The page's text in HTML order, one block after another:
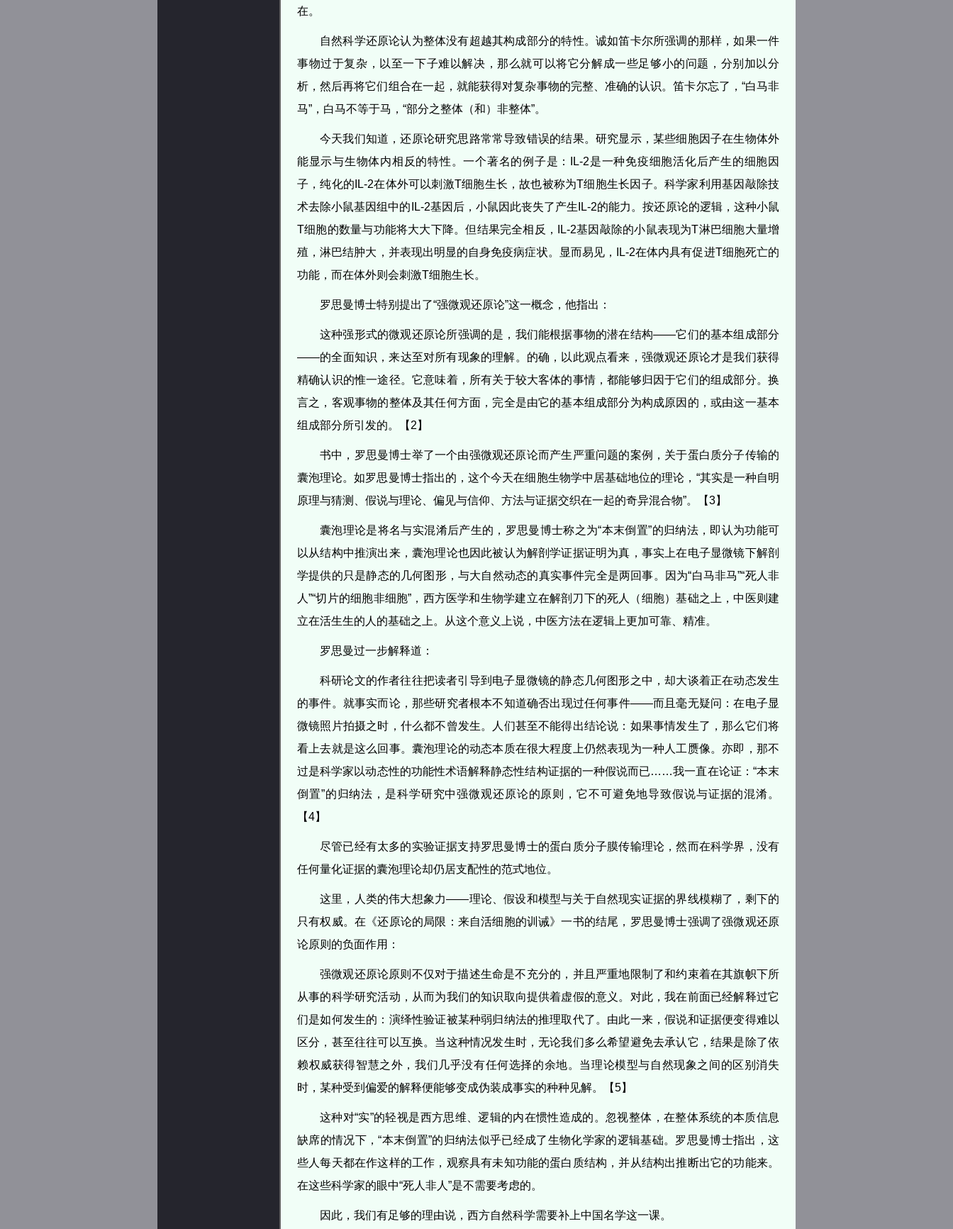
在。
自然科学还原论认为整体没有超越其构成部分的特性。诚如笛卡尔所强调的那样，如果一件
事物过于复杂，以至一下子难以解决，那么就可以将它分解成一些足够小的问题，分别加以分
析，然后再将它们组合在一起，就能获得对复杂事物的完整、准确的认识。笛卡尔忘了，“白马非
马”，白马不等于马，“部分之整体（和）非整体”。
今天我们知道，还原论研究思路常常导致错误的结果。研究显示，某些细胞因子在生物体外
能显示与生物体内相反的特性。一个著名的例子是：IL-2是一种免疫细胞活化后产生的细胞因
子，纯化的IL-2在体外可以刺激T细胞生长，故也被称为T细胞生长因子。科学家利用基因敲除技
术去除小鼠基因组中的IL-2基因后，小鼠因此丧失了产生IL-2的能力。按还原论的逻辑，这种小鼠
T细胞的数量与功能将大大下降。但结果完全相反，IL-2基因敲除的小鼠表现为T淋巴细胞大量增
殖，淋巴结肿大，并表现出明显的自身免疫病症状。显而易见，IL-2在体内具有促进T细胞死亡的
功能，而在体外则会刺激T细胞生长。
罗思曼博士特别提出了“强微观还原论”这一概念，他指出：
这种强形式的微观还原论所强调的是，我们能根据事物的潜在结构——它们的基本组成部分
——的全面知识，来达至对所有现象的理解。的确，以此观点看来，强微观还原论才是我们获得
精确认识的惟一途径。它意味着，所有关于较大客体的事情，都能够归因于它们的组成部分。换
言之，客观事物的整体及其任何方面，完全是由它的基本组成部分为构成原因的，或由这一基本
组成部分所引发的。【2】
书中，罗思曼博士举了一个由强微观还原论而产生严重问题的案例，关于蛋白质分子传输的
囊泡理论。如罗思曼博士指出的，这个今天在细胞生物学中居基础地位的理论，“其实是一种自明
原理与猜测、假说与理论、偏见与信仰、方法与证据交织在一起的奇异混合物”。【3】
囊泡理论是将名与实混淆后产生的，罗思曼博士称之为“本末倒置”的归纳法，即认为功能可
以从结构中推演出来，囊泡理论也因此被认为解剖学证据证明为真，事实上在电子显微镜下解剖
学提供的只是静态的几何图形，与大自然动态的真实事件完全是两回事。因为“白马非马”“死人非
人”“切片的细胞非细胞”，西方医学和生物学建立在解剖刀下的死人（细胞）基础之上，中医则建
立在活生生的人的基础之上。从这个意义上说，中医方法在逻辑上更加可靠、精准。
罗思曼过一步解释道：
科研论文的作者往往把读者引导到电子显微镜的静态几何图形之中，却大谈着正在动态发生
的事件。就事实而论，那些研究者根本不知道确否出现过任何事件——而且毫无疑问：在电子显
微镜照片拍摄之时，什么都不曾发生。人们甚至不能得出结论说：如果事情发生了，那么它们将
看上去就是这么回事。囊泡理论的动态本质在很大程度上仍然表现为一种人工赝像。亦即，那不
过是科学家以动态性的功能性术语解释静态性结构证据的一种假说而已……我一直在论证：“本末
倒置”的归纳法，是科学研究中强微观还原论的原则，它不可避免地导致假说与证据的混淆。
【4】
尽管已经有太多的实验证据支持罗思曼博士的蛋白质分子膜传输理论，然而在科学界，没有
任何量化证据的囊泡理论却仍居支配性的范式地位。
这里，人类的伟大想象力——理论、假设和模型与关于自然现实证据的界线模糊了，剩下的
只有权威。在《还原论的局限：来自活细胞的训诫》一书的结尾，罗思曼博士强调了强微观还原
论原则的负面作用：
强微观还原论原则不仅对于描述生命是不充分的，并且严重地限制了和约束着在其旗帜下所
从事的科学研究活动，从而为我们的知识取向提供着虚假的意义。对此，我在前面已经解释过它
们是如何发生的：演绎性验证被某种弱归纳法的推理取代了。由此一来，假说和证据便变得难以
区分，甚至往往可以互换。当这种情况发生时，无论我们多么希望避免去承认它，结果是除了依
赖权威获得智慧之外，我们几乎没有任何选择的余地。当理论模型与自然现象之间的区别消失
时，某种受到偏爱的解释便能够变成伪装成事实的种种见解。【5】
这种对“实”的轻视是西方思维、逻辑的内在惯性造成的。忽视整体，在整体系统的本质信息
缺席的情况下，“本末倒置”的归纳法似乎已经成了生物化学家的逻辑基础。罗思曼博士指出，这
些人每天都在作这样的工作，观察具有未知功能的蛋白质结构，并从结构出推断出它的功能来。
在这些科学家的眼中“死人非人”是不需要考虑的。
因此，我们有足够的理由说，西方自然科学需要补上中国名学这一课。